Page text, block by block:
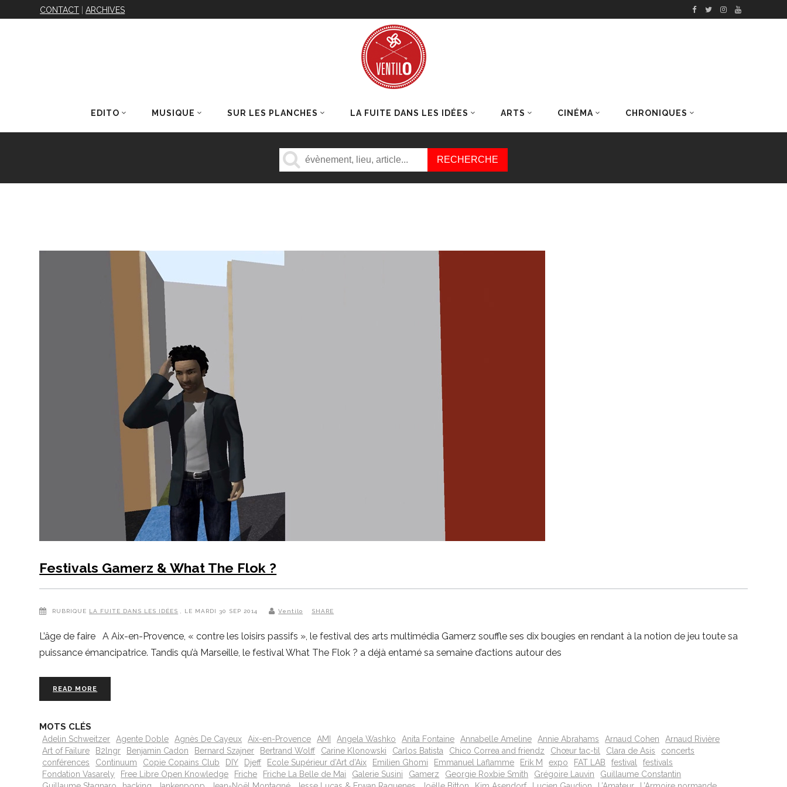
CONTACT |ARCHIVES
EDITO MUSIQUE SUR LES PLANCHES LA FUITE DANS LES IDÉES ARTS CINÉMA CHRONIQUES
DERNIERS ARTICLES
Festivals Gamerz & What The Flok ?
RUBRIQUE LA FUITE DANS LES IDÉES , LE MARDI 30 SEP 2014 Ventilo SHARE
L’âge de faire A Aix-en-Provence, « contre les loisirs passifs », le festival des arts multimédia Gamerz souffle ses dix bougies en rendant à la notion de jeu toute sa
puissance émancipatrice. Tandis qu’à Marseille, le festival What The Flok ? a déjà entamé sa semaine d’actions autour des
READ MORE
MOTS CLÉS
Adelin Schweitzer Agente Doble Agnès De Cayeux Aix-en-Provence AMI Angela Washko Anita Fontaine Annabelle Ameline Annie Abrahams Arnaud Cohen
Arnaud Rivière
Art of Failure
B2lngr Benjamin Cadon Bernard Szajner Bertrand Wolff Carine Klonowski Carlos Batista Chico Correa and friendz Chœur tac-til Clara de Asis
concerts
conférences
Continuum Copie Copains Club DIY Djeff Ecole Supérieur d’Art d’Aix Emilien Ghomi Emmanuel Laflamme Erik M expo FAT LAB festival
festivals
Fondation Vasarely
Free Libre Open Knowledge Friche Friche La Belle de Mai Galerie Susini Gamerz Georgie Roxbie Smith Grégoire Lauvin
Guillaume Constantin